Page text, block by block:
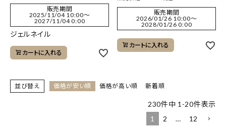
販売期間
2025/11/04 10:00〜
2027/11/04 0:00
ジェルネイル
カートに入れる
販売期間
2026/01/26 10:00〜
2028/01/26 0:00
カートに入れる
並び替え 価格が安い順 価格が高い順 新着順
230件中 1 -20件表示
1
2 … 12